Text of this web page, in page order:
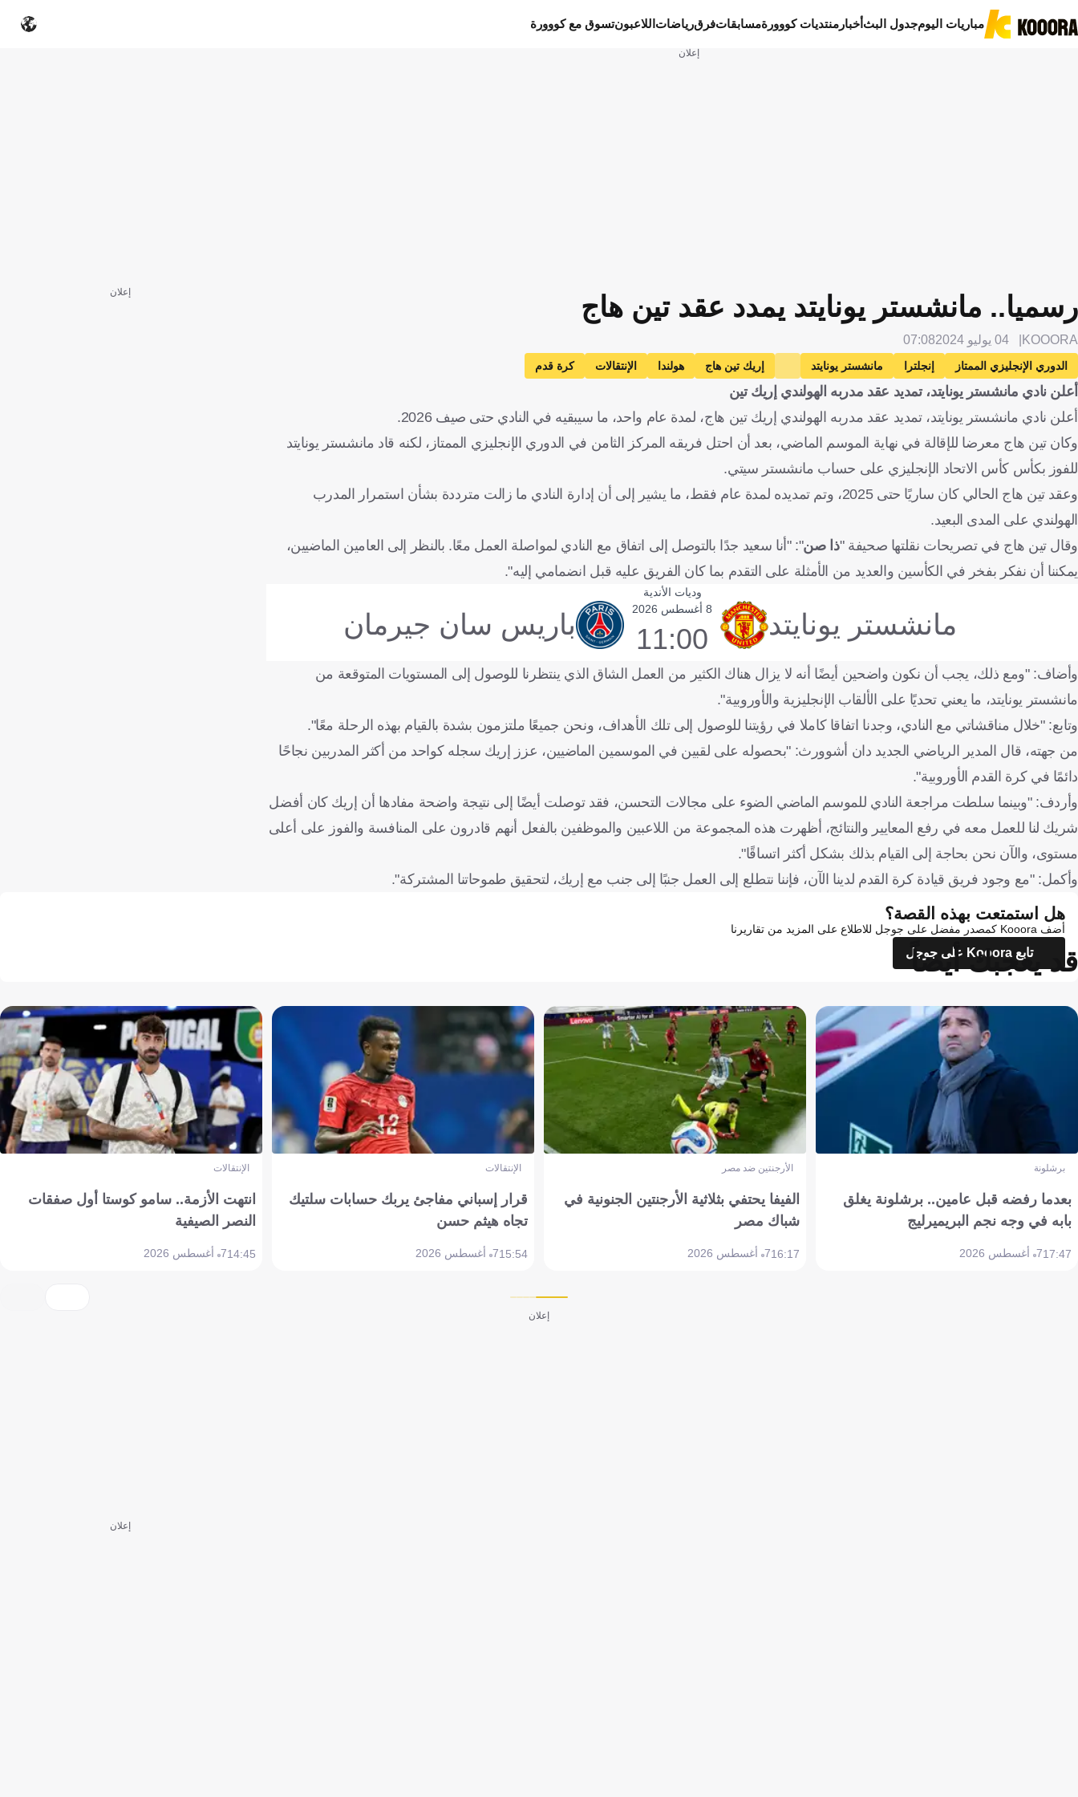
مباريات اليومجدول البثأخبار منتديات كووورةمسابقاتفرقرياضات اللاعبونتسوق مع كووورة
إعلان
رسميا.. مانشستر يونايتد يمدد عقد تين هاج
KOOORA 04 يوليو 2024 07:08
الدوري الإنجليزي الممتاز إنجلترا مانشستر يونايتد إريك تين هاج هولندا الإنتقالات كرة قدم
أعلن نادي مانشستر يونايتد، تمديد عقد مدربه الهولندي إريك تين
أعلن نادي مانشستر يونايتد، تمديد عقد مدربه الهولندي إريك تين هاج، لمدة عام واحد، ما سيبقيه في النادي حتى صيف 2026.
وكان تين هاج معرضا للإقالة في نهاية الموسم الماضي، بعد أن احتل فريقه المركز الثامن في الدوري الإنجليزي الممتاز، لكنه قاد مانشستر يونايتد
للفوز بكأس كأس الاتحاد الإنجليزي على حساب مانشستر سيتي.
وعقد تين هاج الحالي كان ساريًا حتى 2025، وتم تمديده لمدة عام فقط، ما يشير إلى أن إدارة النادي ما زالت مترددة بشأن استمرار المدرب
الهولندي على المدى البعيد.
وقال تين هاج في تصريحات نقلتها صحيفة "ذا صن": "أنا سعيد جدًا بالتوصل إلى اتفاق مع النادي لمواصلة العمل معًا. بالنظر إلى العامين الماضيين،
يمكننا أن نفكر بفخر في الكأسين والعديد من الأمثلة على التقدم بما كان الفريق عليه قبل انضمامي إليه".
وديات الأندية
مانشستر يونايتد 8 أغسطس 2026
11:00 باريس سان جيرمان
وأضاف: "ومع ذلك، يجب أن نكون واضحين أيضًا أنه لا يزال هناك الكثير من العمل الشاق الذي ينتظرنا للوصول إلى المستويات المتوقعة من
مانشستر يونايتد، ما يعني تحديًا على الألقاب الإنجليزية والأوروبية".
وتابع: "خلال مناقشاتي مع النادي، وجدنا اتفاقا كاملا في رؤيتنا للوصول إلى تلك الأهداف، ونحن جميعًا ملتزمون بشدة بالقيام بهذه الرحلة معًا".
من جهته، قال المدير الرياضي الجديد دان أشوورث: "بحصوله على لقبين في الموسمين الماضيين، عزز إريك سجله كواحد من أكثر المدربين نجاحًا
دائمًا في كرة القدم الأوروبية".
وأردف: "وبينما سلطت مراجعة النادي للموسم الماضي الضوء على مجالات التحسن، فقد توصلت أيضًا إلى نتيجة واضحة مفادها أن إريك كان أفضل
شريك لنا للعمل معه في رفع المعايير والنتائج، أظهرت هذه المجموعة من اللاعبين والموظفين بالفعل أنهم قادرون على المنافسة والفوز على أعلى
مستوى، والآن نحن بحاجة إلى القيام بذلك بشكل أكثر اتساقًا".
وأكمل: "مع وجود فريق قيادة كرة القدم لدينا الآن، فإننا نتطلع إلى العمل جنبًا إلى جنب مع إريك، لتحقيق طموحاتنا المشتركة".
إعلان
هل استمتعت بهذه القصة؟
أضف Kooora كمصدر مفضل على جوجل للاطلاع على المزيد من تقاريرنا
تابع Kooora على جوجل
قد يعجبك أيضاً
برشلونة
بعدما رفضه قبل عامين.. برشلونة يغلق
بابه في وجه نجم البريميرليج
17:477 أغسطس 2026
الأرجنتين ضد مصر
الفيفا يحتفي بثلاثية الأرجنتين الجنونية في
شباك مصر
16:177 أغسطس 2026
الإنتقالات
قرار إسباني مفاجئ يربك حسابات سلتيك
تجاه هيثم حسن
15:547 أغسطس 2026
الإنتقالات
انتهت الأزمة.. سامو كوستا أول صفقات
النصر الصيفية
14:457 أغسطس 2026
إعلان
إعلان